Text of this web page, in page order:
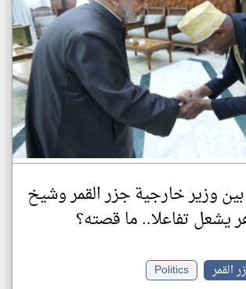
بين وزير خارجية جزر القمر وشيخ
يشعل تفاعلا.. ما قصته؟
القمر
Politics